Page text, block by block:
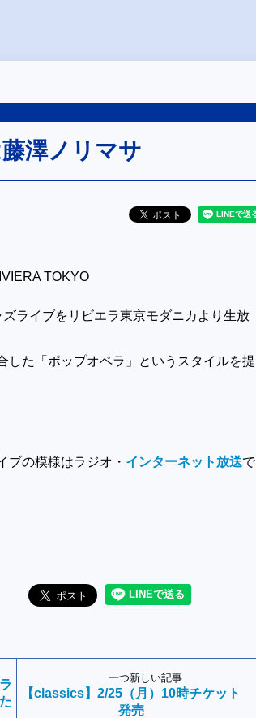
澤ノリマサ
TOKYO
ライブをリビエラ東京モダニカより生放
した「ポップオペラ」というスタイルを提
ブの模様はラジオ・ インターネット放送で
一つ新しい記事
【classics】2/25（月）10時チケット
発売